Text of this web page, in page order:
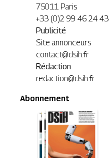
75011 Paris
+33 (0)2 99 46 24 43
Publicité
Site annonceurs
contact@dsih.fr
Rédaction
redaction@dsih.fr
Abonnement